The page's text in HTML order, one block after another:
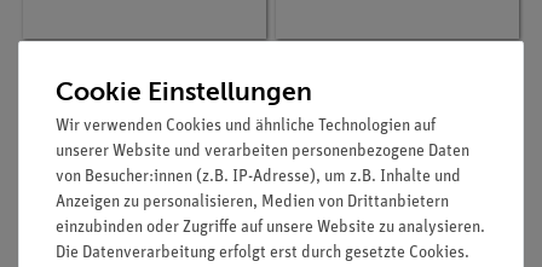
Cookie Einstellungen
Wir verwenden Cookies und ähnliche Technologien auf
unserer Website und verarbeiten personenbezogene Daten
von Besucher:innen (z.B. IP-Adresse), um z.B. Inhalte und
Anzeigen zu personalisieren, Medien von Drittanbietern
einzubinden oder Zugriffe auf unsere Website zu analysieren.
Die Datenverarbeitung erfolgt erst durch gesetzte Cookies.